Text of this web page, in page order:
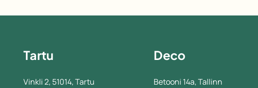
Tartu
Vinkli 2, 51014, Tartu
Deco
Betooni 14a, Tallinn